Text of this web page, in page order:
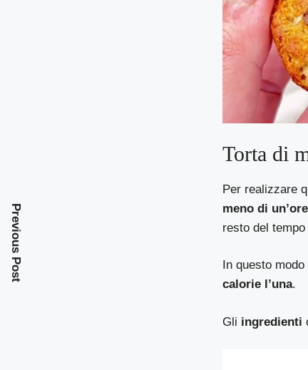
Torta di
Per realizzare
meno di
resto del
In questo
calorie l’una.
Gli ingredienti
Previous Post